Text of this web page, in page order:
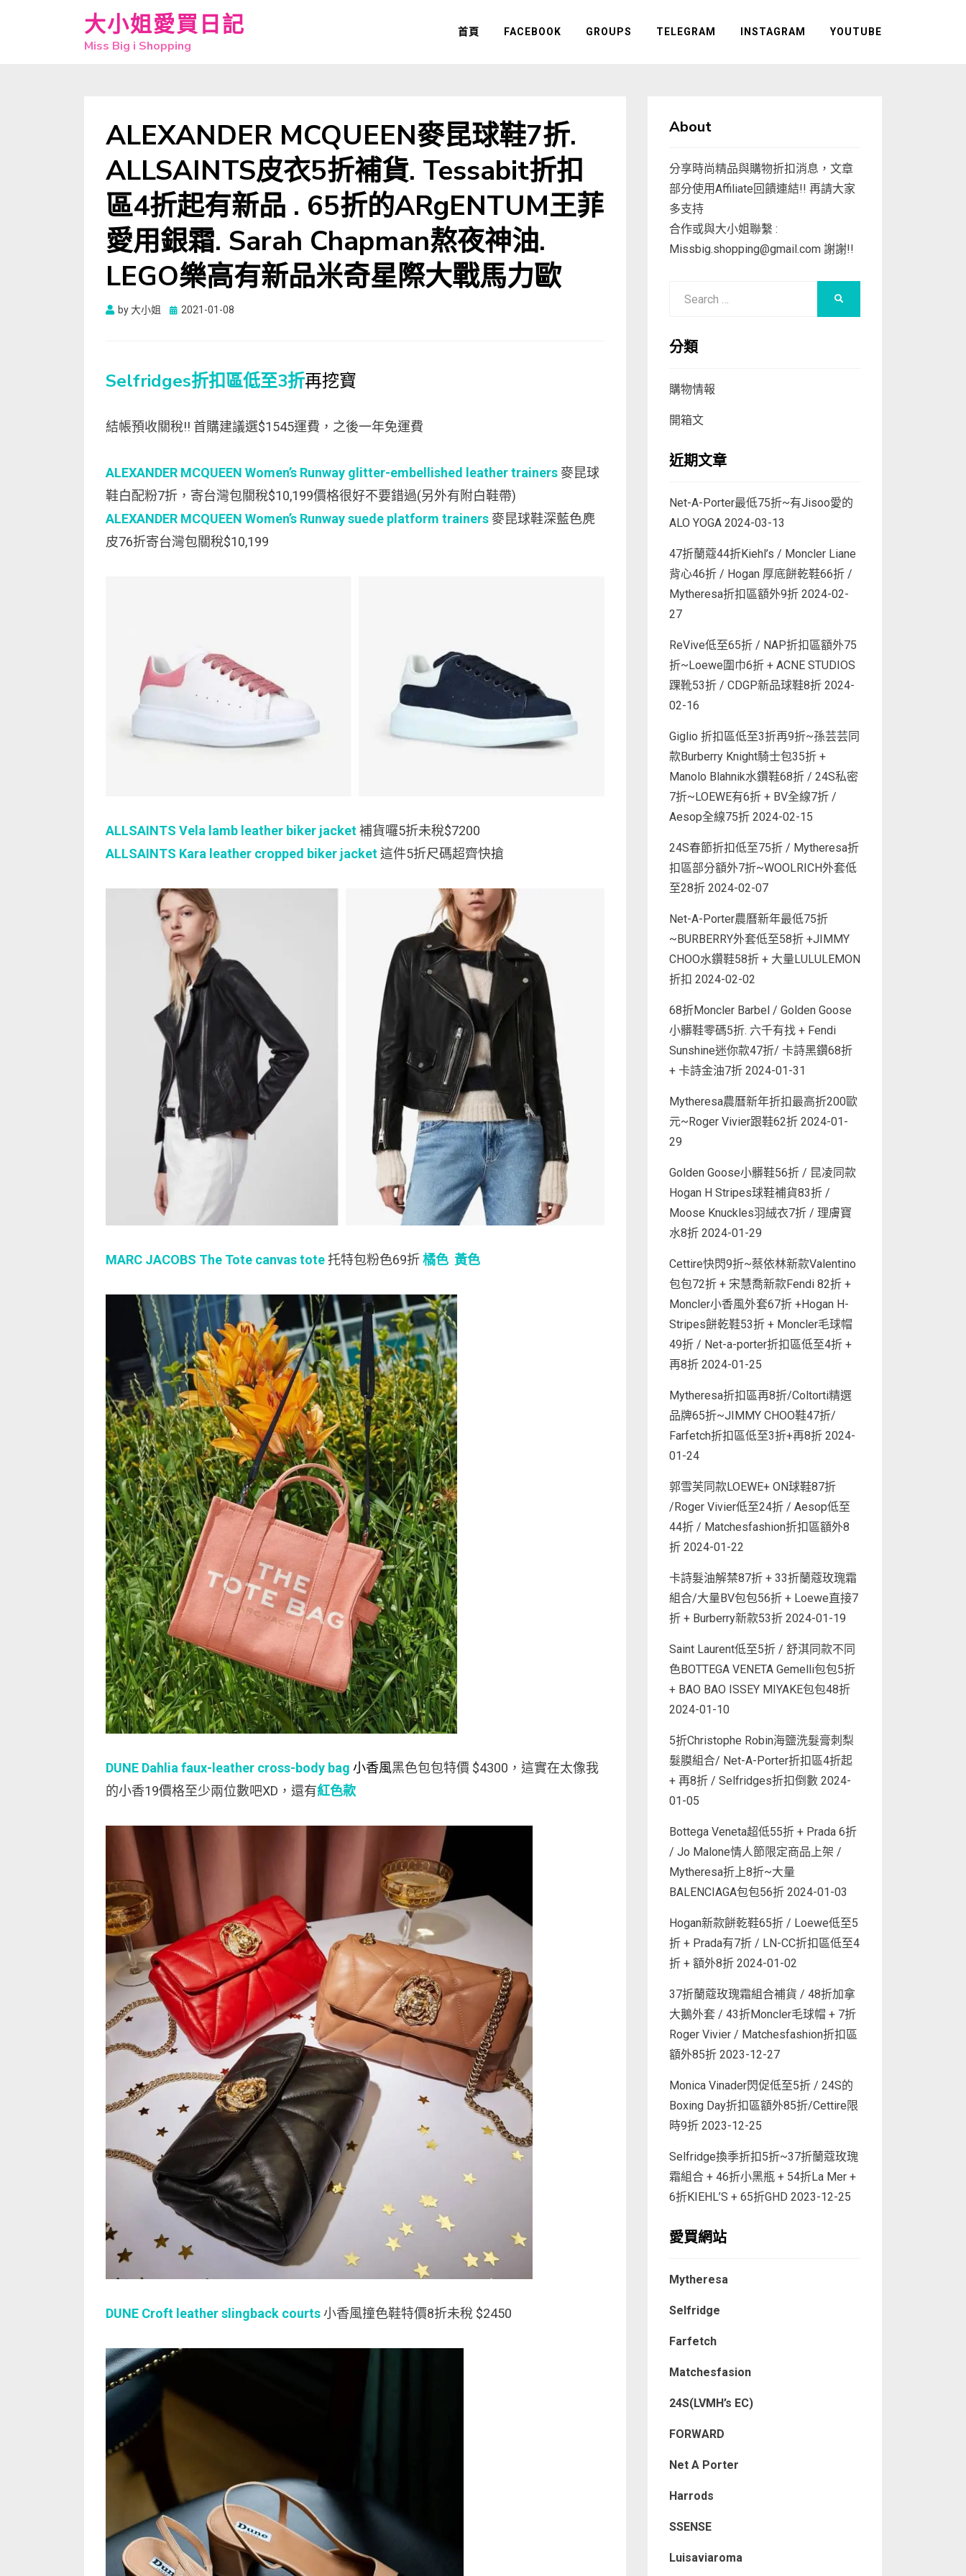
大小姐愛買日記
Miss Big i Shopping
首頁 FACEBOOK GROUPS TELEGRAM INSTAGRAM YOUTUBE
ALEXANDER MCQUEEN麥昆球鞋7折.
ALLSAINTS皮衣5折補貨. Tessabit折扣
區4折起有新品 . 65折的ARgENTUM王菲
愛用銀霜. Sarah Chapman熬夜神油.
LEGO樂高有新品米奇星際大戰馬力歐
by大小姐
Posted
2021-01-08
Selfridges折扣區低至3折再挖寶
結帳預收關稅!! 首購建議選$1545運費，之後一年免運費
ALEXANDER MCQUEEN Women’s Runway glitter-embellished leather trainers 麥昆球
鞋白配粉7折，寄台灣包關稅$10,199價格很好不要錯過(另外有附白鞋帶)
ALEXANDER MCQUEEN Women’s Runway suede platform trainers 麥昆球鞋深藍色麂
皮76折寄台灣包關稅$10,199
ALLSAINTS Vela lamb leather biker jacket補貨囉5折未稅$7200
ALLSAINTS Kara leather cropped biker jacket這件5折尺碼超齊快搶
MARC JACOBS The Tote canvas tote托特包粉色69折橘色 黃色
DUNE Dahlia faux-leather cross-body bag 小香風黑色包包特價 $4300，這實在太像我
的小香19價格至少兩位數吧XD，還有紅色款
DUNE Croft leather slingback courts小香風撞色鞋特價8折未稅 $2450
About
分享時尚精品與購物折扣消息，文章
部分使用Affiliate回饋連結!! 再請大家
多支持
合作或與大小姐聯繫 :
Missbig.shopping@gmail.com謝謝!!
分類
購物情報
開箱文
近期文章
Net-A-Porter最低75折~有Jisoo愛的
ALO YOGA 2024-03-13
47折蘭蔻44折Kiehl’s / Moncler Liane
背心46折 / Hogan 厚底餅乾鞋66折 /
Mytheresa折扣區額外9折 2024-02-
27
ReVive低至65折 / NAP折扣區額外75
折~Loewe圍巾6折 + ACNE STUDIOS
踝靴53折 / CDGP新品球鞋8折 2024-
02-16
Giglio 折扣區低至3折再9折~孫芸芸同
款Burberry Knight騎士包35折 +
Manolo Blahnik水鑽鞋68折 / 24S私密
7折~LOEWE有6折 + BV全線7折 /
Aesop全線75折 2024-02-15
24S春節折扣低至75折 / Mytheresa折
扣區部分額外7折~WOOLRICH外套低
至28折 2024-02-07
Net-A-Porter農曆新年最低75折
~BURBERRY外套低至58折 +JIMMY
CHOO水鑽鞋58折 + 大量LULULEMON
折扣 2024-02-02
68折Moncler Barbel / Golden Goose
小髒鞋零碼5折. 六千有找 + Fendi
Sunshine迷你款47折/ 卡詩黑鑽68折
+ 卡詩金油7折 2024-01-31
Mytheresa農曆新年折扣最高折200歐
元~Roger Vivier跟鞋62折 2024-01-
29
Golden Goose小髒鞋56折 / 昆凌同款
Hogan H Stripes球鞋補貨83折 /
Moose Knuckles羽絨衣7折 / 理膚寶
水8折 2024-01-29
Cettire快閃9折~蔡依林新款Valentino
包包72折 + 宋慧喬新款Fendi 82折 +
Moncler小香風外套67折 +Hogan H-
Stripes餅乾鞋53折 + Moncler毛球帽
49折 / Net-a-porter折扣區低至4折 +
再8折 2024-01-25
Mytheresa折扣區再8折/Coltorti精選
品牌65折~JIMMY CHOO鞋47折/
Farfetch折扣區低至3折+再8折 2024-
01-24
郭雪芙同款LOEWE+ ON球鞋87折
/Roger Vivier低至24折 / Aesop低至
44折 / Matchesfashion折扣區額外8
折 2024-01-22
卡詩髮油解禁87折 + 33折蘭蔻玫瑰霜
組合/大量BV包包56折 + Loewe直接7
折 + Burberry新款53折 2024-01-19
Saint Laurent低至5折 / 舒淇同款不同
色BOTTEGA VENETA Gemelli包包5折
+ BAO BAO ISSEY MIYAKE包包48折
2024-01-10
5折Christophe Robin海鹽洗髮膏刺梨
髮膜組合/ Net-A-Porter折扣區4折起
+ 再8折 / Selfridges折扣倒數 2024-
01-05
Bottega Veneta超低55折 + Prada 6折
/ Jo Malone情人節限定商品上架 /
Mytheresa折上8折~大量
BALENCIAGA包包56折 2024-01-03
Hogan新款餅乾鞋65折 / Loewe低至5
折 + Prada有7折 / LN-CC折扣區低至4
折 + 額外8折 2024-01-02
37折蘭蔻玫瑰霜組合補貨 / 48折加拿
大鵝外套 / 43折Moncler毛球帽 + 7折
Roger Vivier / Matchesfashion折扣區
額外85折 2023-12-27
Monica Vinader閃促低至5折 / 24S的
Boxing Day折扣區額外85折/Cettire限
時9折 2023-12-25
Selfridge換季折扣5折~37折蘭蔻玫瑰
霜組合 + 46折小黑瓶 + 54折La Mer +
6折KIEHL’S + 65折GHD 2023-12-25
愛買網站
Mytheresa
Selfridge
Farfetch
Matchesfasion
24S(LVMH’s EC)
FORWARD
Net A Porter
Harrods
SSENSE
Luisaviaroma